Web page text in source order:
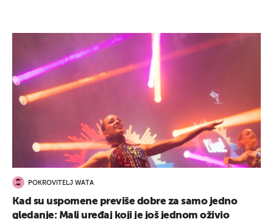
POKROVITELJ WATA
Kad su uspomene previše dobre za samo jedno
gledanje: Mali uređaj koji je još jednom oživio